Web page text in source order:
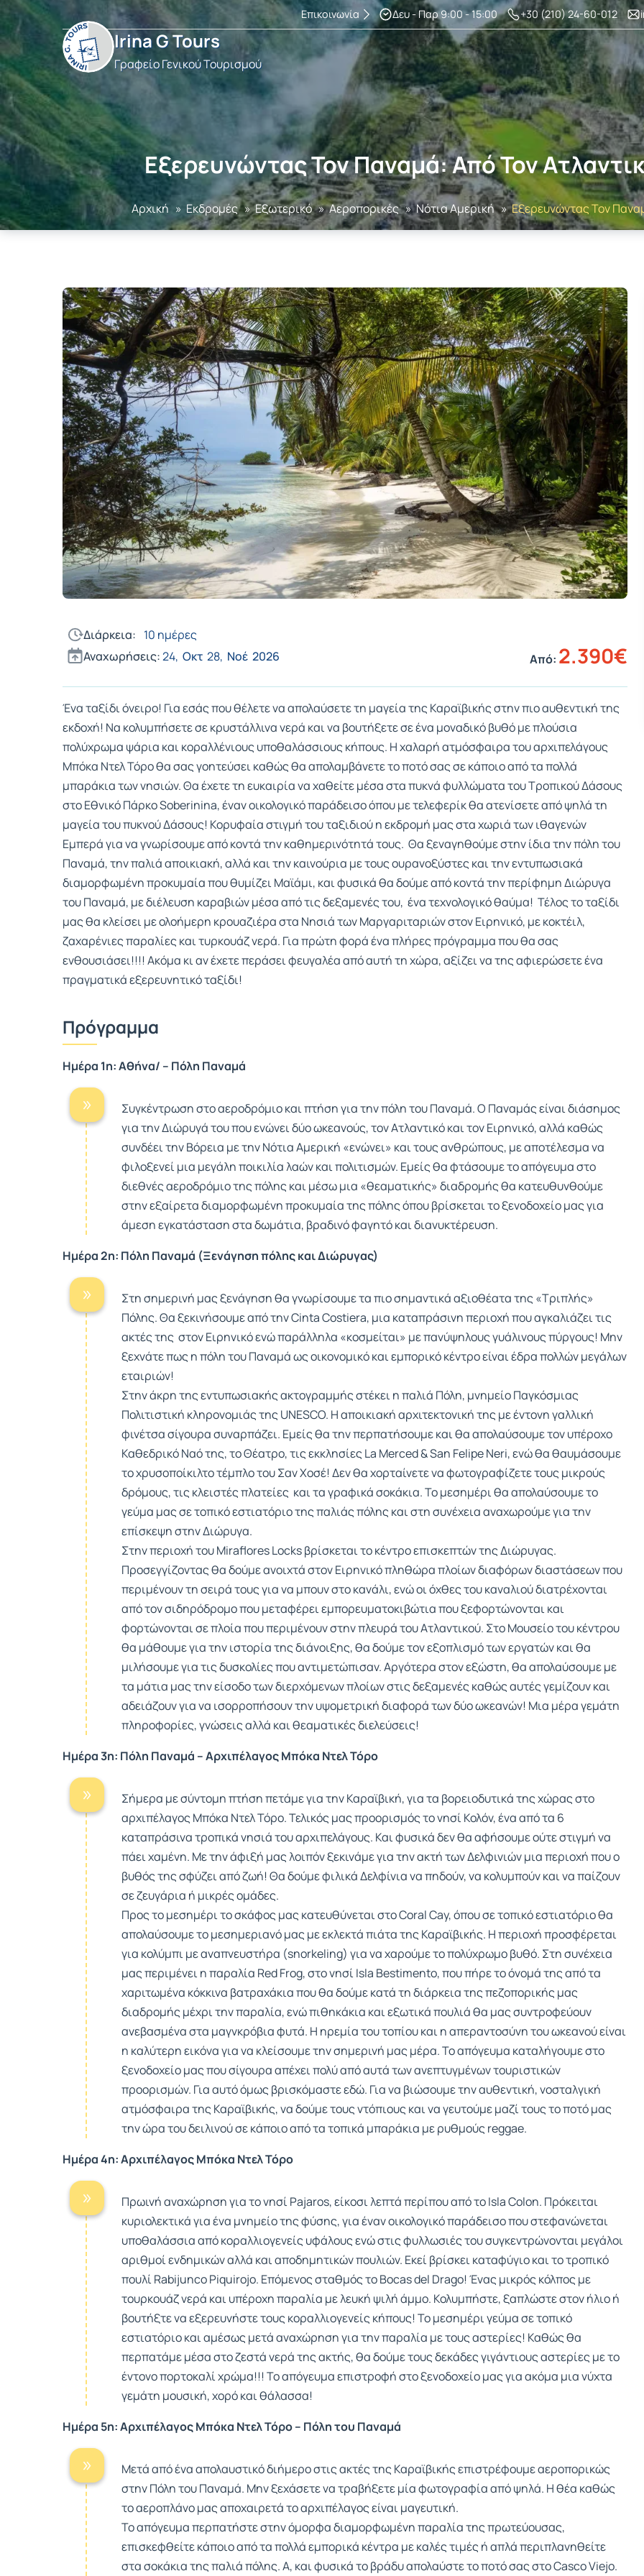
Επικοινωνία Δευ - Παρ 9:00 - 15:00 +30 (210) 24-60-012
Irina G Tours
Γραφείο Γενικού Τουρισμού
Εξερευνώντας Τον Παναμά: Από Τον
Αρχική» Εκδρομές»Εξωτερικό»Αεροπορικές»Νότια Αμερική»Εξερευνώντας Τον
Διάρκεια: 10 ημέρες
Αναχωρήσεις:24, Οκτ 28, Νοέ 2026 Από: 2.390€
Ένα ταξίδι όνειρο! Για εσάς που θέλετε να απολαύσετε τη μαγεία της Καραϊβικής στην πιο αυθεντική της
εκδοχή! Να κολυμπήσετε σε κρυστάλλινα νερά και να βουτήξετε σε ένα μοναδικό βυθό με πλούσια
πολύχρωμα ψάρια και κοραλλένιους υποθαλάσσιους κήπους. Η χαλαρή ατμόσφαιρα του αρχιπελάγους
Μπόκα Ντελ Τόρο θα σας γοητεύσει καθώς θα απολαμβάνετε το ποτό σας σε κάποιο από τα πολλά
μπαράκια των νησιών. Θα έχετε τη ευκαιρία να χαθείτε μέσα στα πυκνά φυλλώματα του Τροπικού Δάσους
στο Εθνικό Πάρκο Soberinina, έναν οικολογικό παράδεισο όπου με τελεφερίκ θα ατενίσετε από ψηλά τη
μαγεία του πυκνού Δάσους! Κορυφαία στιγμή του ταξιδιού η εκδρομή μας στα χωριά των ιθαγενών
Εμπερά για να γνωρίσουμε από κοντά την καθημερινότητά τους. Θα ξεναγηθούμε στην ίδια την πόλη του
Παναμά, την παλιά αποικιακή, αλλά και την καινούρια με τους ουρανοξύστες και την εντυπωσιακά
διαμορφωμένη προκυμαία που θυμίζει Μαϊάμι, και φυσικά θα δούμε από κοντά την περίφημη Διώρυγα
του Παναμά, με διέλευση καραβιών μέσα από τις δεξαμενές του, ένα τεχνολογικό θαύμα! Τέλος το ταξίδι
μας θα κλείσει με ολοήμερη κρουαζιέρα στα Νησιά των Μαργαριταριών στον Ειρηνικό, με κοκτέιλ,
ζαχαρένιες παραλίες και τυρκουάζ νερά. Για πρώτη φορά ένα πλήρες πρόγραμμα που θα σας
ενθουσιάσει!!!! Ακόμα κι αν έχετε περάσει φευγαλέα από αυτή τη χώρα, αξίζει να της αφιερώσετε ένα
πραγματικά εξερευνητικό ταξίδι!
Πρόγραμμα
Ημέρα 1η: Αθήνα/ – Πόλη Παναμά
Συγκέντρωση στο αεροδρόμιο και πτήση για την πόλη του Παναμά. Ο Παναμάς είναι διάσημος
για την Διώρυγά του που ενώνει δύο ωκεανούς, τον Ατλαντικό και τον Ειρηνικό, αλλά καθώς
συνδέει την Βόρεια με την Νότια Αμερική «ενώνει» και τους ανθρώπους, με αποτέλεσμα να
φιλοξενεί μια μεγάλη ποικιλία λαών και πολιτισμών. Εμείς θα φτάσουμε το απόγευμα στο
διεθνές αεροδρόμιο της πόλης και μέσω μια «θεαματικής» διαδρομής θα κατευθυνθούμε
στην εξαίρετα διαμορφωμένη προκυμαία της πόλης όπου βρίσκεται το ξενοδοχείο μας για
άμεση εγκατάσταση στα δωμάτια, βραδινό φαγητό και διανυκτέρευση.
Ημέρα 2η: Πόλη Παναμά (Ξενάγηση πόλης και Διώρυγας)
Στη σημερινή μας ξενάγηση θα γνωρίσουμε τα πιο σημαντικά αξιοθέατα της «Τριπλής»
Πόλης. Θα ξεκινήσουμε από την Cinta Costiera, μια καταπράσινη περιοχή που αγκαλιάζει τις
ακτές της στον Ειρηνικό ενώ παράλληλα «κοσμείται» με πανύψηλους γυάλινους πύργους! Μην
ξεχνάτε πως η πόλη του Παναμά ως οικονομικό και εμπορικό κέντρο είναι έδρα πολλών μεγάλων
εταιριών!
Στην άκρη της εντυπωσιακής ακτογραμμής στέκει η παλιά Πόλη, μνημείο Παγκόσμιας
Πολιτιστική κληρονομιάς της UNESCO. H αποικιακή αρχιτεκτονική της με έντονη γαλλική
φινέτσα σίγουρα συναρπάζει. Εμείς θα την περπατήσουμε και θα απολαύσουμε τον υπέροχο
Καθεδρικό Ναό της, το Θέατρο, τις εκκλησίες La Merced & San Felipe Neri, ενώ θα θαυμάσουμε
το χρυσοποίκιλτο τέμπλο του Σαν Χοσέ! Δεν θα χορταίνετε να φωτογραφίζετε τους μικρούς
δρόμους, τις κλειστές πλατείες και τα γραφικά σοκάκια. Το μεσημέρι θα απολαύσουμε το
γεύμα μας σε τοπικό εστιατόριο της παλιάς πόλης και στη συνέχεια αναχωρούμε για την
επίσκεψη στην Διώρυγα.
Στην περιοχή του Miraflores Locks βρίσκεται το κέντρο επισκεπτών της Διώρυγας.
Προσεγγίζοντας θα δούμε ανοιχτά στον Ειρηνικό πληθώρα πλοίων διαφόρων διαστάσεων που
περιμένουν τη σειρά τους για να μπουν στο κανάλι, ενώ οι όχθες του καναλιού διατρέχονται
από τον σιδηρόδρομο που μεταφέρει εμπορευματοκιβώτια που ξεφορτώνονται και
φορτώνονται σε πλοία που περιμένουν στην πλευρά του Ατλαντικού. Στο Μουσείο του κέντρου
θα μάθουμε για την ιστορία της διάνοιξης, θα δούμε τον εξοπλισμό των εργατών και θα
μιλήσουμε για τις δυσκολίες που αντιμετώπισαν. Αργότερα στον εξώστη, θα απολαύσουμε με
τα μάτια μας την είσοδο των διερχόμενων πλοίων στις δεξαμενές καθώς αυτές γεμίζουν και
αδειάζουν για να ισορροπήσουν την υψομετρική διαφορά των δύο ωκεανών! Μια μέρα γεμάτη
πληροφορίες, γνώσεις αλλά και θεαματικές διελεύσεις!
Ημέρα 3η: Πόλη Παναμά – Αρχιπέλαγος Μπόκα Ντελ Τόρο
Σήμερα με σύντομη πτήση πετάμε για την Καραϊβική, για τα βορειοδυτικά της χώρας στο
αρχιπέλαγος Μπόκα Ντελ Τόρο. Τελικός μας προορισμός το νησί Κολόν, ένα από τα 6
καταπράσινα τροπικά νησιά του αρχιπελάγους. Και φυσικά δεν θα αφήσουμε ούτε στιγμή να
πάει χαμένη. Με την άφιξή μας λοιπόν ξεκινάμε για την ακτή των Δελφινιών μια περιοχή που ο
βυθός της σφύζει από ζωή! Θα δούμε φιλικά Δελφίνια να πηδούν, να κολυμπούν και να παίζουν
σε ζευγάρια ή μικρές ομάδες.
Προς το μεσημέρι το σκάφος μας κατευθύνεται στο Coral Cay, όπου σε τοπικό εστιατόριο θα
απολαύσουμε το μεσημεριανό μας με εκλεκτά πιάτα της Καραϊβικής. Η περιοχή προσφέρεται
για κολύμπι με αναπνευστήρα (snorkeling) για να χαρούμε το πολύχρωμο βυθό. Στη συνέχεια
μας περιμένει η παραλία Red Frog, στο νησί Isla Bestimento, που πήρε το όνομά της από τα
χαριτωμένα κόκκινα βατραχάκια που θα δούμε κατά τη διάρκεια της πεζοπορικής μας
διαδρομής μέχρι την παραλία, ενώ πιθηκάκια και εξωτικά πουλιά θα μας συντροφεύουν
ανεβασμένα στα μαγνκρόβια φυτά. Η ηρεμία του τοπίου και η απεραντοσύνη του ωκεανού είναι
η καλύτερη εικόνα για να κλείσουμε την σημερινή μας μέρα. Το απόγευμα καταλήγουμε στο
ξενοδοχείο μας που σίγουρα απέχει πολύ από αυτά των ανεπτυγμένων τουριστικών
προορισμών. Για αυτό όμως βρισκόμαστε εδώ. Για να βιώσουμε την αυθεντική, νοσταλγική
ατμόσφαιρα της Καραϊβικής, να δούμε τους ντόπιους και να γευτούμε μαζί τους το ποτό μας
την ώρα του δειλινού σε κάποιο από τα τοπικά μπαράκια με ρυθμούς reggae.
Ημέρα 4η: Αρχιπέλαγος Μπόκα Ντελ Τόρο
Πρωινή αναχώρηση για το νησί Pajaros, είκοσι λεπτά περίπου από το Ιsla Colon. Πρόκειται
κυριολεκτικά για ένα μνημείο της φύσης, για έναν οικολογικό παράδεισο που στεφανώνεται
υποθαλάσσια από κοραλλιογενείς υφάλους ενώ στις φυλλωσιές του συγκεντρώνονται μεγάλοι
αριθμοί ενδημικών αλλά και αποδημητικών πουλιών. Εκεί βρίσκει καταφύγιο και το τροπικό
πουλί Rabijunco Piquirojo. Επόμενος σταθμός το Bocas del Drago! Ένας μικρός κόλπος με
τουρκουάζ νερά και υπέροχη παραλία με λευκή ψιλή άμμο. Κολυμπήστε, ξαπλώστε στον ήλιο ή
βουτήξτε να εξερευνήστε τους κοραλλιογενείς κήπους! Το μεσημέρι γεύμα σε τοπικό
εστιατόριο και αμέσως μετά αναχώρηση για την παραλία με τους αστερίες! Καθώς θα
περπατάμε μέσα στο ζεστά νερά της ακτής, θα δούμε τους δεκάδες γιγάντιους αστερίες με το
έντονο πορτοκαλί χρώμα!!! Το απόγευμα επιστροφή στο ξενοδοχείο μας για ακόμα μια νύχτα
γεμάτη μουσική, χορό και θάλασσα!
Ημέρα 5η: Αρχιπέλαγος Μπόκα Ντελ Τόρο – Πόλη του Παναμά
Μετά από ένα απολαυστικό διήμερο στις ακτές της Καραϊβικής επιστρέφουμε αεροπορικώς
στην Πόλη του Παναμά. Μην ξεχάσετε να τραβήξετε μία φωτογραφία από ψηλά. Η θέα καθώς
το αεροπλάνο μας αποχαιρετά το αρχιπέλαγος είναι μαγευτική.
Το απόγευμα περπατήστε στην όμορφα διαμορφωμένη παραλία της πρωτεύουσας,
επισκεφθείτε κάποιο από τα πολλά εμπορικά κέντρα με καλές τιμές ή απλά περιπλανηθείτε
στα σοκάκια της παλιά πόλης. Α, και φυσικά το βράδυ απολαύστε το ποτό σας στο Casco Viejo.